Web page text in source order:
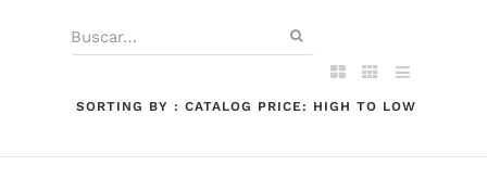
SORTING BY : CATALOG PRICE: HIGH TO LOW